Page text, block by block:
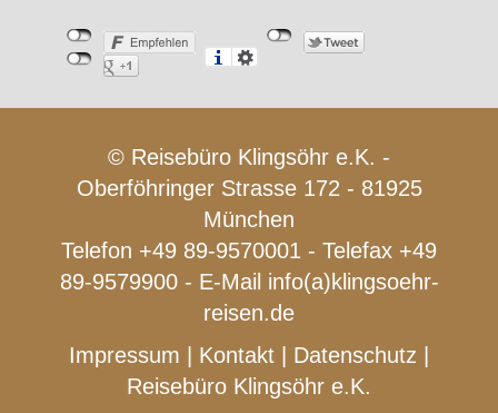
© Reisebüro Klingsöhr e.K. -
Oberföhringer Strasse 172 - 81925
München
Telefon +49 89-9570001 - Telefax +49
89-9579900 - E-Mail info(a)klingsoehr-
reisen.de
Impressum
Kontakt Datenschutz
Reisebüro Klingsöhr e.K.